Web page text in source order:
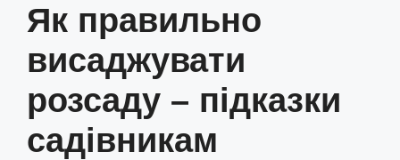
Як правильно
висаджувати
розсаду – підказки
садівникам